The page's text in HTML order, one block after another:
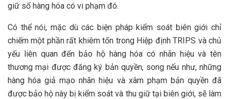
giữ số hàng hóa có vi phạm đó.
Có thể nói, mặc dù các biện pháp kiểm soát biên giới chỉ
chiếm một phần rất khiêm tốn trong Hiệp định TRIPS và chủ
yếu liên quan đến bảo hộ hàng hóa có nhãn hiệu và tên
thương mại được đăng ký bản quyền, song nếu như, những
hàng hóa giả mạo nhãn hiệu và xâm phạm bản quyền đã
được bảo hộ này bị kiểm soát và thu giữ tại biên giới, sẽ làm